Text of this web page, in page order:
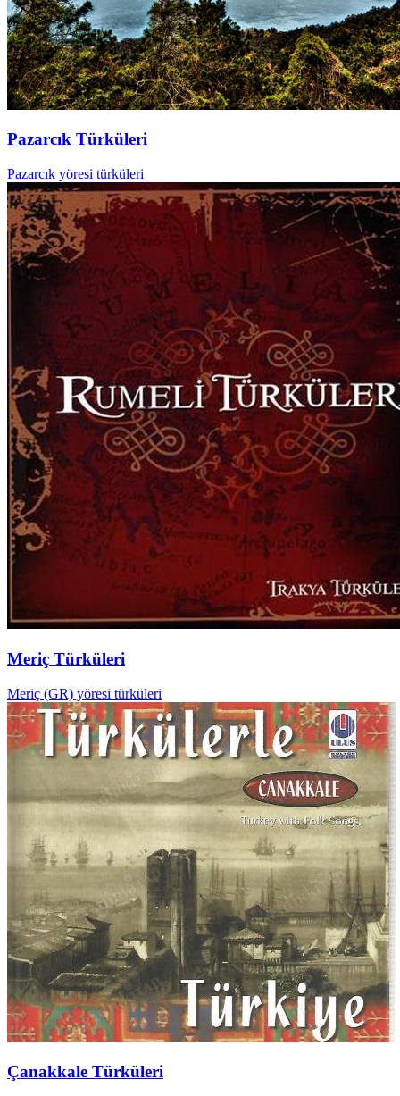
Pazarcık Türküleri
Pazarcık yöresi türküleri
Meriç Türküleri
Meriç (GR) yöresi türküleri
Çanakkale Türküleri